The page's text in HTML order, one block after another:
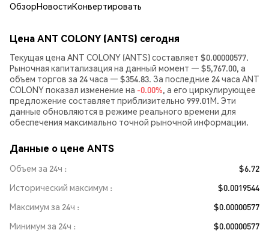
ОбзорНовостиКонвертировать
Цена ANT COLONY (ANTS) сегодня
Текущая цена ANT COLONY (ANTS) составляет $0.00000577.
Рыночная капитализация на данный момент — $5,767.00, а
объем торгов за 24 часа — $354.83. За последние 24 часа ANT
COLONY показал изменение на -0.00%, а его циркулирующее
предложение составляет приблизительно 999.01M. Эти
данные обновляются в режиме реального времени для
обеспечения максимально точной рыночной информации.
Данные о цене ANTS
Объем за 24ч
$6.72
Исторический максимум
$0.0019544
Максимум за 24ч
$0.00000577
Минимум за 24ч
$0.00000577